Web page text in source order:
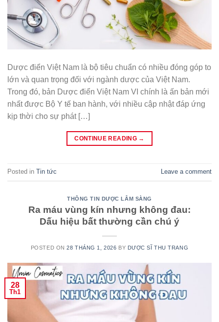
Dược điển Việt Nam là bộ tiêu chuẩn có nhiều đóng góp to
lớn và quan trọng đối với ngành dược của Việt Nam.
Trong đó, bản Dược điển Việt Nam VI chính là ấn bản mới
nhất được Bộ Y tế ban hành, với nhiều cập nhật đáp ứng
kịp thời cho sự phát […]
CONTINUE READING →
Posted in Tin tức Leave a comment
THÔNG TIN DƯỢC LÂM SÀNG
Ra máu vùng kín nhưng không đau:
Dấu hiệu bất thường cần chú ý
POSTED ON28 THÁNG 1, 2026 BY DƯỢC SĨ THU TRANG
28
Th1